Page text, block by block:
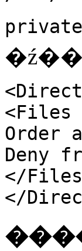
<Files
Order
Deny
</
</